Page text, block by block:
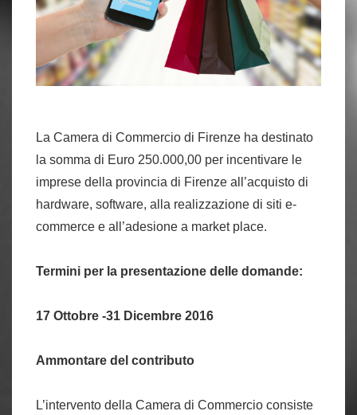
La Camera di Commercio di Firenze ha destinato
la somma di Euro 250.000,00 per incentivare le
imprese della provincia di Firenze all’acquisto di
hardware, software, alla realizzazione di siti e-
commerce e all’adesione a market place.
Termini per la presentazione delle domande:
17 Ottobre -31 Dicembre 2016
Ammontare del contributo
L’intervento della Camera di Commercio consiste